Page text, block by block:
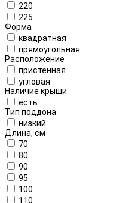
220
225
Форма
квадратная
прямоугольная
Расположение
пристенная
угловая
Наличие крыши
есть
Тип поддона
низкий
Длина, см
70
80
90
95
100
110